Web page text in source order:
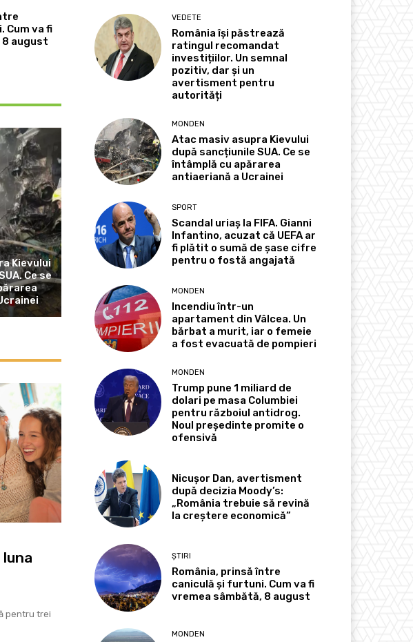
Cum va fi
august
Kievului
Ce se
pentru trei
VEDETE
România își păstrează
ratingul recomandat
investițiilor. Un semnal
pozitiv, dar și un
avertisment pentru
autorități
MONDEN
Atac masiv asupra Kievului
după sancțiunile SUA. Ce se
întâmplă cu apărarea
antiaeriană a Ucrainei
SPORT
Scandal uriaș la FIFA. Gianni
Infantino, acuzat că UEFA ar
fi plătit o sumă de șase cifre
pentru o fostă angajată
MONDEN
Incendiu într-un
apartament din Vâlcea. Un
bărbat a murit, iar o femeie
a fost evacuată de pompieri
MONDEN
Trump pune 1 miliard de
dolari pe masa Columbiei
pentru războiul antidrog.
Noul președinte promite o
ofensivă
Nicușor Dan, avertisment
după decizia Moody’s:
„România trebuie să revină
la creștere economică”
ȘTIRI
România, prinsă între
caniculă și furtuni. Cum va fi
vremea sâmbătă, 8 august
MONDEN